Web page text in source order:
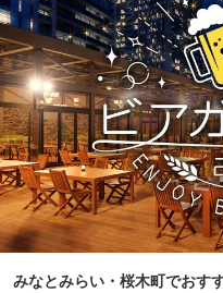
みなとみらい・桜木町でおす